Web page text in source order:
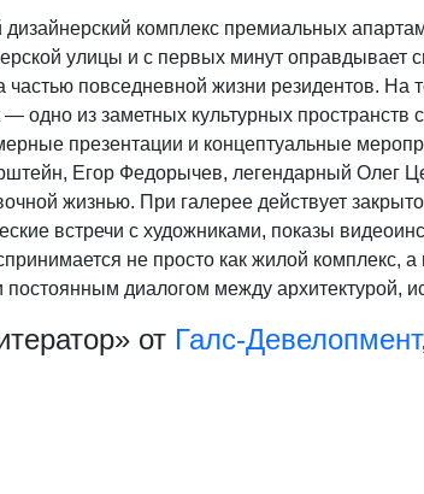
комплекс премиальных
улицы и с первых минут оправдывает
частью повседневной жизни резидентов. На
— одно из заметных культурных пространств
презентации и концептуальные
Егор Федорычев, легендарный Олег
жизнью. При галерее действует
встречи с художниками, показы
не просто как жилой комплекс,
диалогом между архитектурой,
от Галс-Девелопмент